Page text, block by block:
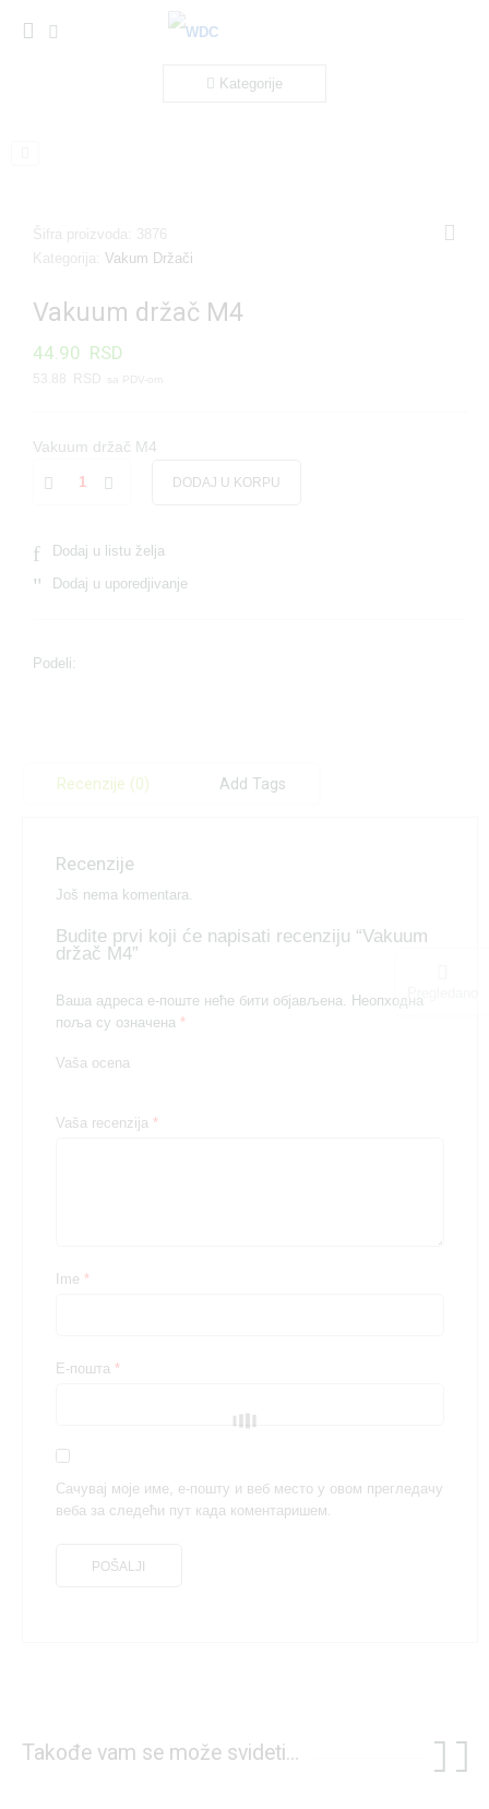
Kategorije
Šifra proizvoda: 3876
Kategorija:Vakum Držači
Vakuum držač M4
44.90 RSD
53.88 RSD
Vakuum držač M4
DODAJ U KORPU
Dodaj u listu želja
Dodaj u uporedjivanje
Podeli:
Recenzije (0) Add Tags
Recenzije
Još nema komentara.
Budite prvi koji će napisati recenziju “Vakuum
držač M4”
Ваша адреса е-поште неће бити објављена.
Неопходна
поља су означена *
Vaša ocena
Vaša recenzija *
Ime *
Е-пошта *
Сачувај моје име, е-пошту и веб место у овом прегледачу
веба за следећи пут када коментаришем.
Takođe vam se može svideti…